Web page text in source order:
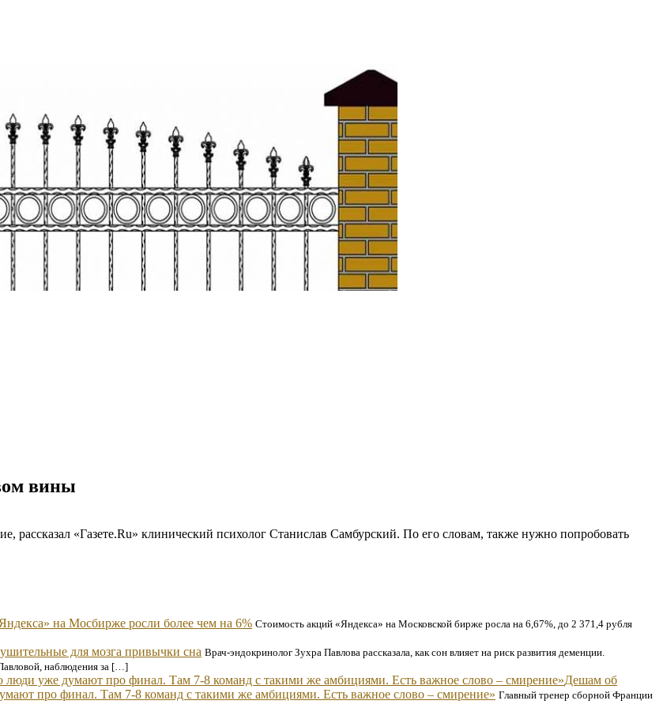
вины
рассказал «Газете.Ru» клинический психолог Станислав Самбурский. По его словам, также нужно попробовать
на Мосбирже росли более чем на 6% Стоимость акций «Яндекса» на Московской бирже росла на 6,67%, до 2 371,4 рубля
для мозга привычки сна Врач-эндокринолог Зухра Павлова рассказала, как сон влияет на риск развития деменции.
наблюдения за […]
Дешам об
про финал. Там 7-8 команд с такими же амбициями. Есть важное слово – смирение» Главный тренер сборной Франции